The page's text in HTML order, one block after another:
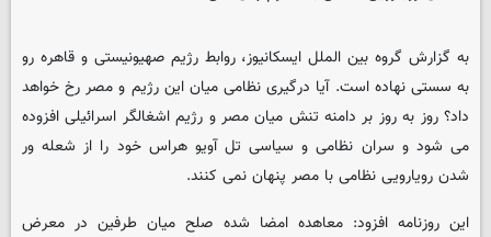
به گزارش گروه بین الملل ایسکانیوز، روابط رژیم صهیونیستی و قاهره رو
به سستی نهاده است. آیا درگیری نظامی میان این رژیم و مصر رخ خواهد
داد؟ روز به روز بر دامنه تنش میان مصر و رژیم اشغالگر اسرائیلی افزوده
می شود و سران نظامی و سیاسی تل آویو هراس خود را از شعله ور
شدن رویارویی نظامی با مصر پنهان نمی کنند.
این روزنامه افزود: معاهده امضا شده صلح میان طرفین در معرض